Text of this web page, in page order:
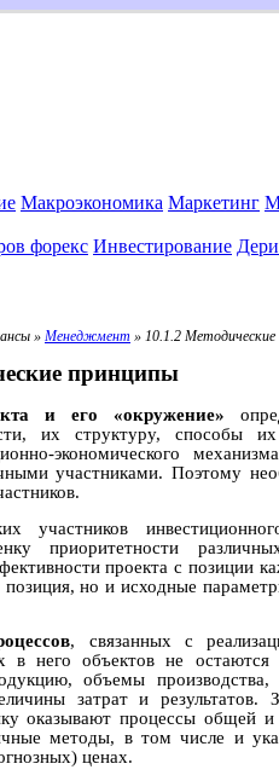
Макроэкономика Маркетинг
форекс Инвестирование
» Менеджмент » 10.1.2
принципы
и его «окружение»
их структуру, способы
экономического
участниками. Поэтому
участников
приоритетности
проекта с позиции
но и исходные
, связанных с
в него объектов не
объемы производства,
затрат и результатов.
оказывают процессы общей
методы, в том числе и
ценах.